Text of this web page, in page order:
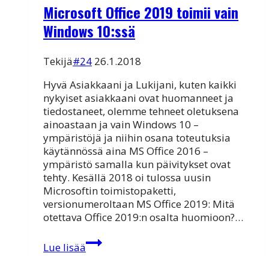
Microsoft Office 2019 toimii vain
Windows 10:ssä
Tekijä#24 26.1.2018
Hyvä Asiakkaani ja Lukijani, kuten kaikki
nykyiset asiakkaani ovat huomanneet ja
tiedostaneet, olemme tehneet oletuksena
ainoastaan ja vain Windows 10 –
ympäristöjä ja niihin osana toteutuksia
käytännössä aina MS Office 2016 –
ympäristö samalla kun päivitykset ovat
tehty. Kesällä 2018 oi tulossa uusin
Microsoftin toimistopaketti,
versionumeroltaan MS Office 2019: Mitä
otettava Office 2019:n osalta huomioon?…
Lue lisää
Microsoft